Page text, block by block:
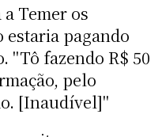
Temer os
estaria pagando
fazendo R$ 50
pelo
[Inaudível]"